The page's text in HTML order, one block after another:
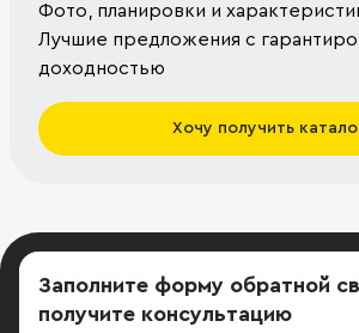
Фото, планировки и
Лучшие предложения с
доходностью
Хочу получить
Заполните форму обратной
получите консультацию